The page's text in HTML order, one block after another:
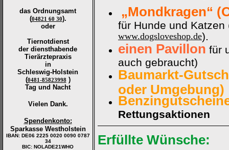
das Ordnungsamt
(04821 60 30).
oder
Tiernotdienst
der diensthabende
Tierärztepraxis
in
Schleswig-Holstein
(0481-85823998 )
Tag und Nacht
Vielen Dank.
Spendenkonto:
Sparkasse Westholstein
IBAN: DE06 2225 0020 0090 0787
34
BIC: NOLADE21WHO
„Mondkragen“
für Hunde und
www.dogsloveshop.de).
einen Pavillon für
auch gebraucht)
Baumarkt-
oder Umgebung)
Rettungsaktionen
Erfüllte Wünsche: